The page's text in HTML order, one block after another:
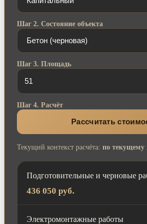
Шаг 2. Состояние объекта
Шаг 3. Площадь
Шаг 4. Расчёт
Рассчитать
Текущий контекст расчёта: по текущему
Подготовительные и черновые
436 050 руб.
Электромонтажные работы